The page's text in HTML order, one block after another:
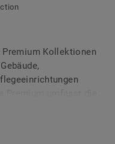
Kollektionen
86 Farben, die von